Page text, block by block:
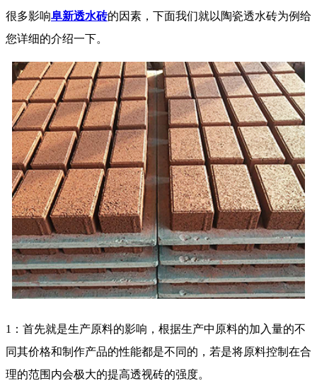
很多影响阜新透水砖的因素，下面我们就以陶瓷透水砖为例给
您详细的介绍一下。
1：首先就是生产原料的影响，根据生产中原料的加入量的不
同其价格和制作产品的性能都是不同的，若是将原料控制在合
理的范围内会极大的提高透视砖的强度。